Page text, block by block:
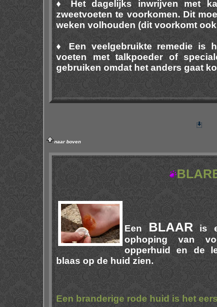
♦ Het dagelijks inwrijven met
zweetvoeten te voorkomen. Dit
weken volhouden (dit voorkomt
♦ Een veelgebruikte remedie is
voeten met talkpoeder of
gebruiken omdat het anders gaat
naar boven
Een BLAARis
ophoping van
opperhuid en de
blaas op de huid zien.
Een branderige rode huid is het